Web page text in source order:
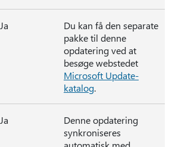
Ja
Du kan få den separate
pakke til denne
opdatering ved at
besøge webstedet
Microsoft Update-
katalog.
Ja
Denne opdatering
synkroniseres